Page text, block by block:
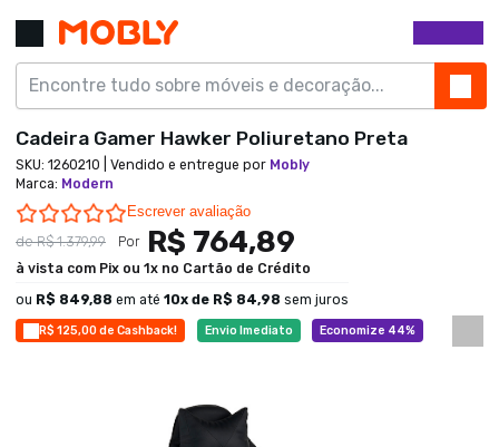
R$ 125,00 de Cashback! Envio Imediato Economize 44%
Cadeira Gamer Hawker Poliuretano Preta
SKU: 1260210 | Vendido e entregue por Mobly
Marca: Modern
0.0 star rating
Escrever avaliação
deR$ 1.379,99 Por R$ 764,89
à vista com Pix ou 1x no Cartão de Crédito
ou R$ 849,88 em até 10x de R$ 84,98 sem juros